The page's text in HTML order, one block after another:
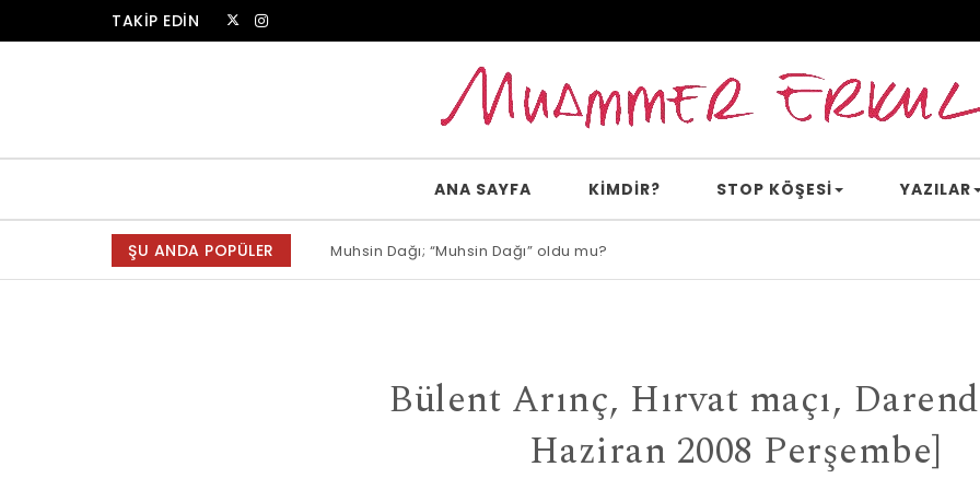
Skip to contentTAKİP EDİN
ANA SAYFA KİMDİR? STOP KÖŞESI YAZILAR
ŞU ANDA POPÜLER Muhsin Dağı; “Muhsin Dağı” oldu mu?
Bülent Arınç, Hırvat maçı,
Haziran 2008 Perşembe]